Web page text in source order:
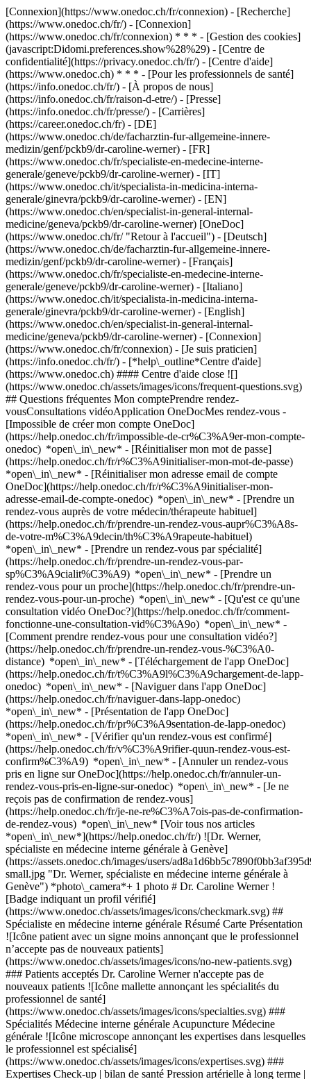
[Connexion](https://www.onedoc.ch/fr/connexion) - [Recherche]
(https://www.onedoc.ch/fr/) - [Connexion]
(https://www.onedoc.ch/fr/connexion) * * * - [Gestion des cookies]
(javascript:Didomi.preferences.show%28%29) - [Centre de
confidentialité](https://privacy.onedoc.ch/fr/) - [Centre d'aide]
(https://www.onedoc.ch) * * * - [Pour les professionnels de santé]
(https://info.onedoc.ch/fr/) - [À propos de nous]
(https://info.onedoc.ch/fr/raison-d-etre/) - [Presse]
(https://info.onedoc.ch/fr/presse/) - [Carrières]
(https://career.onedoc.ch/fr) - [DE]
(https://www.onedoc.ch/de/facharztin-fur-allgemeine-innere-
medizin/genf/pckb9/dr-caroline-werner) - [FR]
(https://www.onedoc.ch/fr/specialiste-en-medecine-interne-
generale/geneve/pckb9/dr-caroline-werner) - [IT]
(https://www.onedoc.ch/it/specialista-in-medicina-interna-
generale/ginevra/pckb9/dr-caroline-werner) - [EN]
(https://www.onedoc.ch/en/specialist-in-general-internal-
medicine/geneva/pckb9/dr-caroline-werner) [OneDoc]
(https://www.onedoc.ch/fr/ "Retour à l'accueil") - [Deutsch]
(https://www.onedoc.ch/de/facharztin-fur-allgemeine-innere-
medizin/genf/pckb9/dr-caroline-werner) - [Français]
(https://www.onedoc.ch/fr/specialiste-en-medecine-interne-
generale/geneve/pckb9/dr-caroline-werner) - [Italiano]
(https://www.onedoc.ch/it/specialista-in-medicina-interna-
generale/ginevra/pckb9/dr-caroline-werner) - [English]
(https://www.onedoc.ch/en/specialist-in-general-internal-
medicine/geneva/pckb9/dr-caroline-werner) - [Connexion]
(https://www.onedoc.ch/fr/connexion) - [Je suis praticien]
(https://info.onedoc.ch/fr/) - [*help\_outline*Centre d'aide]
(https://www.onedoc.ch) #### Centre d'aide close ![]
(https://www.onedoc.ch/assets/images/icons/frequent-questions.svg)
## Questions fréquentes Mon comptePrendre rendez-
vousConsultations vidéoApplication OneDocMes rendez-vous -
[Impossible de créer mon compte OneDoc]
(https://help.onedoc.ch/fr/impossible-de-cr%C3%A9er-mon-compte-
onedoc) *open\_in\_new* - [Réinitialiser mon mot de passe]
(https://help.onedoc.ch/fr/r%C3%A9initialiser-mon-mot-de-passe)
*open\_in\_new* - [Réinitialiser mon adresse email de compte
OneDoc](https://help.onedoc.ch/fr/r%C3%A9initialiser-mon-
adresse-email-de-compte-onedoc) *open\_in\_new* - [Prendre un
rendez-vous auprès de votre médecin/thérapeute habituel]
(https://help.onedoc.ch/fr/prendre-un-rendez-vous-aupr%C3%A8s-
de-votre-m%C3%A9decin/th%C3%A9rapeute-habituel)
*open\_in\_new* - [Prendre un rendez-vous par spécialité]
(https://help.onedoc.ch/fr/prendre-un-rendez-vous-par-
sp%C3%A9cialit%C3%A9) *open\_in\_new* - [Prendre un
rendez-vous pour un proche](https://help.onedoc.ch/fr/prendre-un-
rendez-vous-pour-un-proche) *open\_in\_new* - [Qu'est ce qu'une
consultation vidéo OneDoc?](https://help.onedoc.ch/fr/comment-
fonctionne-une-consultation-vid%C3%A9o) *open\_in\_new* -
[Comment prendre rendez-vous pour une consultation vidéo?]
(https://help.onedoc.ch/fr/prendre-un-rendez-vous-%C3%A0-
distance) *open\_in\_new* - [Téléchargement de l'app OneDoc]
(https://help.onedoc.ch/fr/t%C3%A9l%C3%A9chargement-de-lapp-
onedoc) *open\_in\_new* - [Naviguer dans l'app OneDoc]
(https://help.onedoc.ch/fr/naviguer-dans-lapp-onedoc)
*open\_in\_new* - [Présentation de l'app OneDoc]
(https://help.onedoc.ch/fr/pr%C3%A9sentation-de-lapp-onedoc)
*open\_in\_new* - [Vérifier qu'un rendez-vous est confirmé]
(https://help.onedoc.ch/fr/v%C3%A9rifier-quun-rendez-vous-est-
confirm%C3%A9) *open\_in\_new* - [Annuler un rendez-vous
pris en ligne sur OneDoc](https://help.onedoc.ch/fr/annuler-un-
rendez-vous-pris-en-ligne-sur-onedoc) *open\_in\_new* - [Je ne
reçois pas de confirmation de rendez-vous]
(https://help.onedoc.ch/fr/je-ne-re%C3%A7ois-pas-de-confirmation-
de-rendez-vous) *open\_in\_new* [Voir tous nos articles
*open\_in\_new*](https://help.onedoc.ch/fr/) ![Dr. Werner,
spécialiste en médecine interne générale à Genève]
(https://assets.onedoc.ch/images/users/
small.jpg "Dr. Werner, spécialiste en médecine interne générale à
Genève") *photo\_camera*+ 1 photo # Dr. Caroline Werner !
[Badge indiquant un profil vérifié]
(https://www.onedoc.ch/assets/images/icons/checkmark.svg) ##
Spécialiste en médecine interne générale Résumé Carte Présentation
![Icône patient avec un signe moins annonçant que le professionnel
n’accepte pas de nouveaux patients]
(https://www.onedoc.ch/assets/images/icons/no-new-patients.svg)
### Patients acceptés Dr. Caroline Werner n'accepte pas de
nouveaux patients ![Icône mallette annonçant les spécialités du
professionnel de santé]
(https://www.onedoc.ch/assets/images/icons/specialties.svg) ###
Spécialités Médecine interne générale Acupuncture Médecine
générale ![Icône microscope annonçant les expertises dans lesquelles
le professionnel est spécialisé]
(https://www.onedoc.ch/assets/images/icons/expertises.svg) ###
Expertises Check-up | bilan de santé Pression artérielle à long terme |